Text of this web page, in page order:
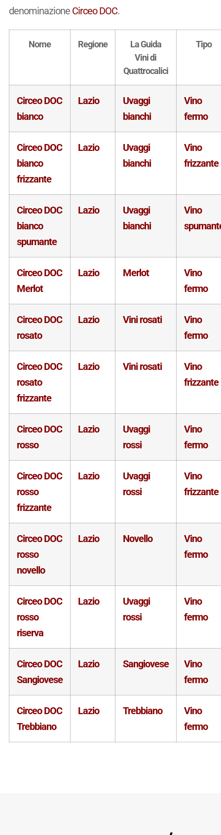
denominazione Circeo DOC.
Nome Regione
La Guida
Vini di
Quattrocalici
Tipo
Circeo DOC
bianco
Lazio
Uvaggi
bianchi
Vino
fermo
Circeo DOC
bianco
frizzante
Lazio
Uvaggi
bianchi
Vino
frizzante
Circeo DOC
bianco
spumante
Lazio
Uvaggi
bianchi
Vino
Circeo DOC
Merlot
Lazio Merlot
Vino
fermo
Circeo DOC
rosato
Lazio Vini rosati
Vino
fermo
Circeo DOC
rosato
frizzante
Lazio Vini rosati
Vino
frizzante
Circeo DOC
rosso
Lazio
Uvaggi
rossi
Vino
fermo
Circeo DOC
rosso
frizzante
Lazio
Uvaggi
rossi
Vino
frizzante
Circeo DOC
rosso
novello
Lazio Novello
Vino
fermo
Circeo DOC
rosso
riserva
Lazio
Uvaggi
rossi
Vino
fermo
Circeo DOC
Sangiovese
Lazio Sangiovese
Vino
fermo
Circeo DOC
Trebbiano
Lazio Trebbiano
Vino
fermo